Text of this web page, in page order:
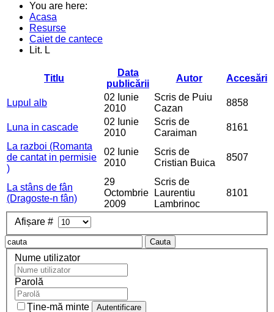
You are here:
Acasa
Resurse
Caiet de cantece
Lit. L
Titlu
Data
publicării
Autor Accesări
Lupul alb
02 Iunie
2010
Scris de Puiu
Cazan
8858
Luna in cascade
02 Iunie
2010
Scris de
Caraiman
8161
La razboi (Romanta
de cantat in permisie
)
02 Iunie
2010
Scris de
Cristian Buica
8507
La stâns de fân
(Dragoste-n fân)
29
Octombrie
2009
Scris de
Laurentiu
Lambrinoc
8101
Afișare #
Cauta
Nume utilizator
Parolă
Ţine-mă minte